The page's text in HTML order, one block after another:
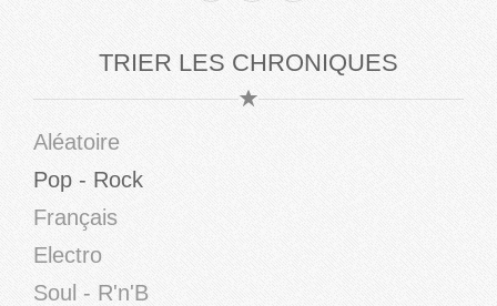
TRIER LES CHRONIQUES
Aléatoire
Pop - Rock
Français
Electro
Soul - R'n'B